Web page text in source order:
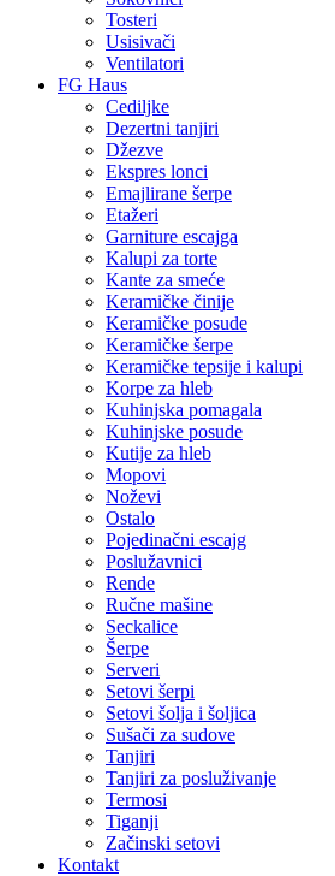
Tosteri
Usisivači
Ventilatori
FG Haus
Cediljke
Dezertni tanjiri
Džezve
Ekspres lonci
Emajlirane šerpe
Etažeri
Garniture escajga
Kalupi za torte
Kante za smeće
Keramičke činije
Keramičke posude
Keramičke šerpe
Keramičke tepsije i kalupi
Korpe za hleb
Kuhinjska pomagala
Kuhinjske posude
Kutije za hleb
Mopovi
Noževi
Ostalo
Pojedinačni escajg
Poslužavnici
Rende
Ručne mašine
Seckalice
Šerpe
Serveri
Setovi šerpi
Setovi šolja i šoljica
Sušači za sudove
Tanjiri
Tanjiri za posluživanje
Termosi
Tiganji
Začinski setovi
Kontakt